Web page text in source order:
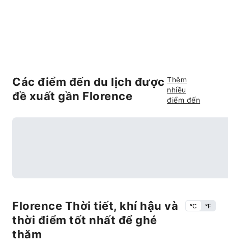
Các điểm đến du lịch được
đề xuất gần Florence
Thêm
nhiều
điểm đến
Florence Thời tiết, khí hậu và
thời điểm tốt nhất để ghé
thăm
°C °F